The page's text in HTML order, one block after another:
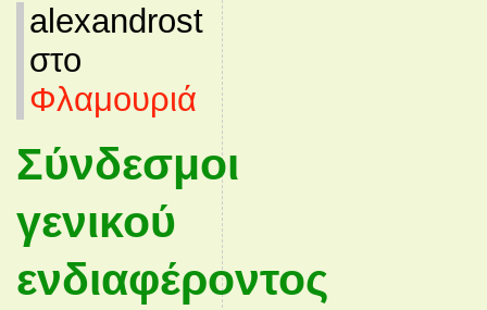
alexandrost
στο
Φλαμουριά
Σύνδεσμοι
γενικού
ενδιαφέροντος